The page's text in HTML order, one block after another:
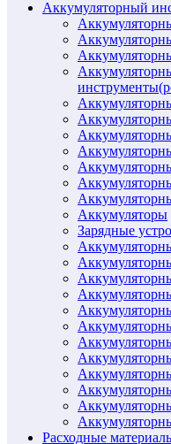
Аккумуляторный
Аккумуляторы
Зарядные
Расходные